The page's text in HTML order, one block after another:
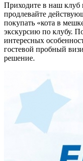
Приходите в наш клуб
продлевайте
покупать «кота в
экскурсию по клубу.
интересных
гостевой пробный
решение.